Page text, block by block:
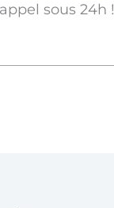
sous 24h !